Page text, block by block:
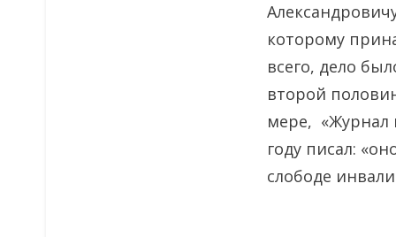
которому
всего, дело
второй
мере, «Журнал
году писал:
слободе